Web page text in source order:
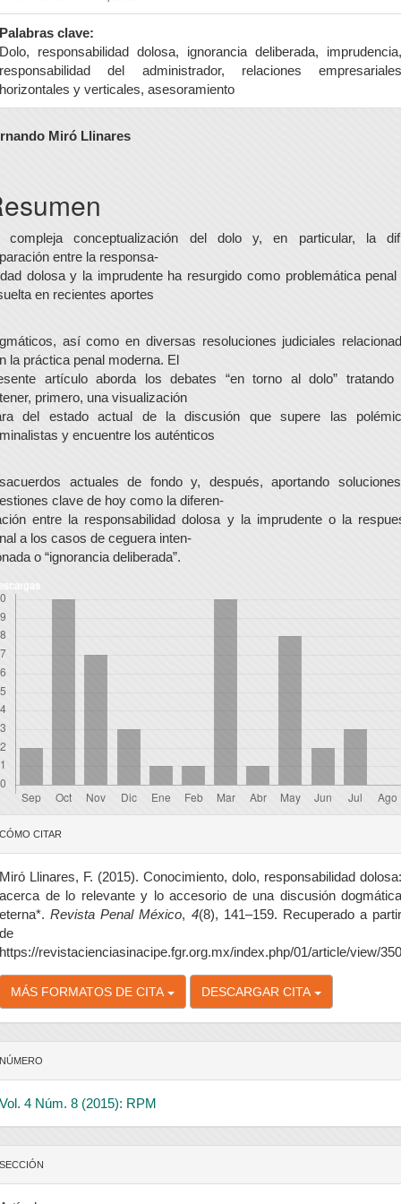
Palabras clave:
Dolo, responsabilidad dolosa, ignorancia deliberada, imprudencia,
responsabilidad del administrador, relaciones empresariales
horizontales y verticales, asesoramiento
Miró Llinares
compleja conceptualización del dolo y, en particular, la
entre la responsa-
dolosa y la imprudente ha resurgido como problemática penal
en recientes aportes
así como en diversas resoluciones judiciales
la práctica penal moderna. El
artículo aborda los debates “en torno al dolo” tratando
primero, una visualización
del estado actual de la discusión que supere las
y encuentre los auténticos
actuales de fondo y, después, aportando
clave de hoy como la diferen-
entre la responsabilidad dolosa y la imprudente o la
a los casos de ceguera inten-
o “ignorancia deliberada”.
CÓMO CITAR
Miró Llinares, F. (2015). Conocimiento, dolo, responsabilidad dolosa:
acerca de lo relevante y lo accesorio de una discusión dogmática
eterna*.Revista Penal México, 4(8), 141–159. Recuperado a partir
de
https://revistacienciasinacipe.fgr.org.mx/index.php/01/article/view/350
MÁS FORMATOS DE CITA DESCARGAR CITA
NÚMERO
Vol. 4 Núm. 8 (2015): RPM
SECCIÓN